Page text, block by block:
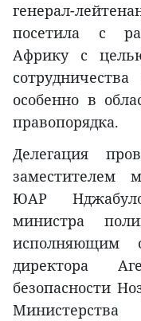
генерал-
посетила с
Африку с
особенно в
правопорядка.
Делегация
заместителем
ЮАР
министра
исполняющим
директора
безопасности